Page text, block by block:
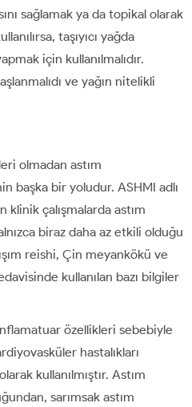
sağlamak ya da topikal olarak
taşıyıcı yağda
için kullanılmalıdır.
ve yağın nitelikli
olmadan astım
başka bir yoludur. ASHMI adlı
klinik çalışmalarda astım
biraz daha az etkili olduğu
reishi, Çin meyankökü ve
kullanılan bazı bilgiler
özellikleri sebebiyle
hastalıkları
kullanılmıştır. Astım
sarımsak astım